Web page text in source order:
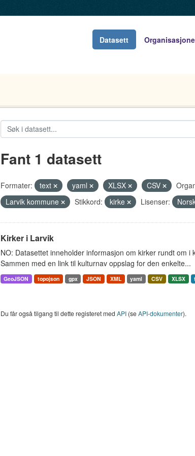
Datasett
Fant 1 datasett
Formater: text yaml XLSX CSV
Larvik kommune
Stikkord: kirke Lisenser:
Kirker i Larvik
NO: Datasettet inneholder informasjon om kirker rundt om
Sammen med en link til kulturnav oppslag for den enkelte...
GeoJSON topojson gpx JSON XML yaml CSV XLSX
Du får også tilgang til dette registeret med API(seAPI-dokumenter).